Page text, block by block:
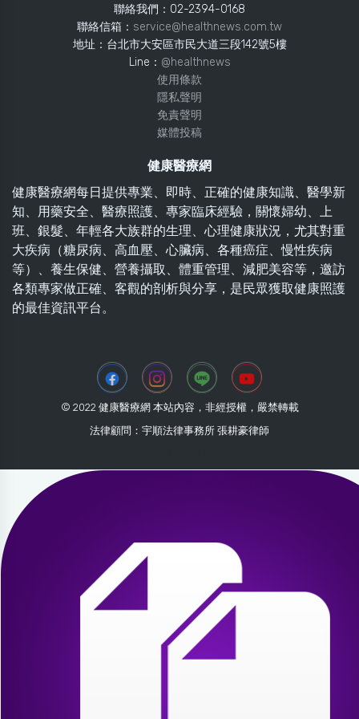
聯絡我們：02-2394-0168
聯絡信箱： service@healthnews.com.tw
地址：台北市大安區市民大道三段142號5樓
Line： @healthnews
使用條款
隱私聲明
免責聲明
媒體投稿
健康醫療網
健康醫療網每日提供專業、即時、正確的健康知識、醫學新
知、用藥安全、醫療照護、專家臨床經驗，關懷婦幼、上
班、銀髮、年輕各大族群的生理、心理健康狀況，尤其對重
大疾病（糖尿病、高血壓、心臟病、各種癌症、慢性疾病
等）、養生保健、營養攝取、體重管理、減肥美容等，邀訪
各類專家做正確、客觀的剖析與分享，是民眾獲取健康照護
的最佳資訊平台。
© 2022 健康醫療網 本站內容，非經授權，嚴禁轉載
法律顧問：宇順法律事務所 張耕豪律師